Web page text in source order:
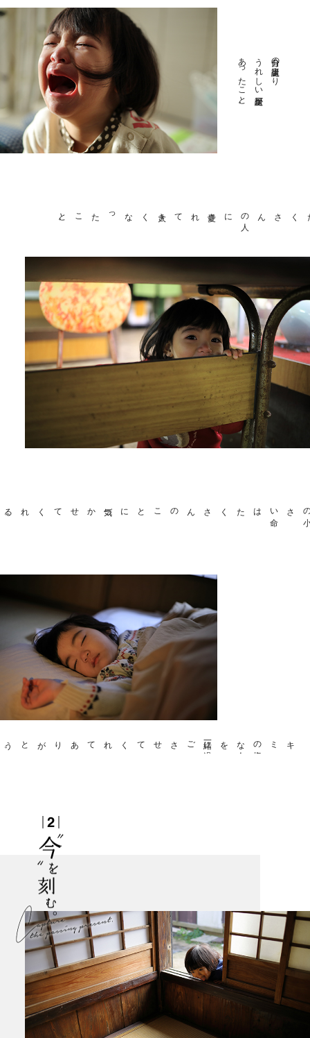
自分の誕生日より
うれしい誕生日が
あったこと。
に
愛されて
大きくなったこと
。
は
たくさんのことに
気づかせてくれる
。
キミの大切な今を
、
一緒に
過
ごさせてくれて
ありがとう。